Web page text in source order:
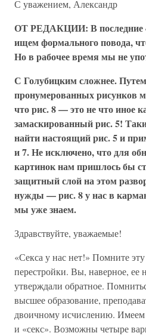
С уважением, Александр
ОТ РЕДАКЦИИ: В последние
ищем формального повода,
Но в рабочее время мы не
С Голубицким сложнее.
пронумерованных рисунков
что рис. 8 — это не что иное
замаскированный рис. 5!
найти настоящий рис. 5 и
и 7. Не исключено, что для
картинок нам пришлось бы
защитный слой на этом
нужды — рис. 8 у нас в
мы уже знаем.
Здравствуйте, уважаемые!
«Секса у нас нет!» Помните
перестройки. Вы, наверное, ее
утверждали обратное.
высшее образование,
двоичному исчислению.
и «секс». Возможны четыре